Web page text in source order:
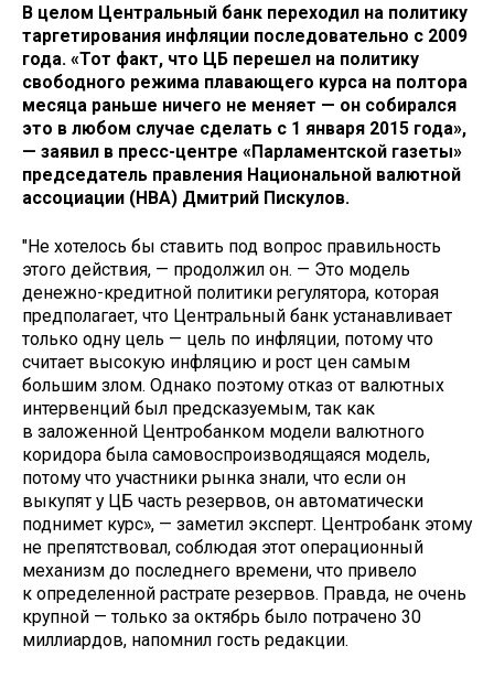
В целом Центральный банк переходил на политику
таргетирования инфляции последовательно с 2009
года. «Тот факт, что ЦБ перешел на политику
свободного режима плавающего курса на полтора
месяца раньше ничего не меняет — он собирался
это в любом случае сделать с 1 января 2015 года»,
— заявил в пресс-центре «Парламентской газеты»
председатель правления Национальной валютной
ассоциации (НВА) Дмитрий Пискулов.
"Не хотелось бы ставить под вопрос правильность
этого действия, — продолжил он. — Это модель
денежно-кредитной политики регулятора, которая
предполагает, что Центральный банк устанавливает
только одну цель — цель по инфляции, потому что
считает высокую инфляцию и рост цен самым
большим злом. Однако поэтому отказ от валютных
интервенций был предсказуемым, так как
в заложенной Центробанком модели валютного
коридора была самовоспроизводящаяся модель,
потому что участники рынка знали, что если он
выкупят у ЦБ часть резервов, он автоматически
поднимет курс», — заметил эксперт. Центробанк этому
не препятствовал, соблюдая этот операционный
механизм до последнего времени, что привело
к определенной растрате резервов. Правда, не очень
крупной — только за октябрь было потрачено 30
миллиардов, напомнил гость редакции.